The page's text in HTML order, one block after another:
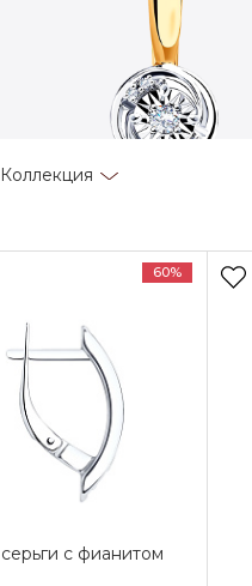
Коллекция
60%
с фианитом